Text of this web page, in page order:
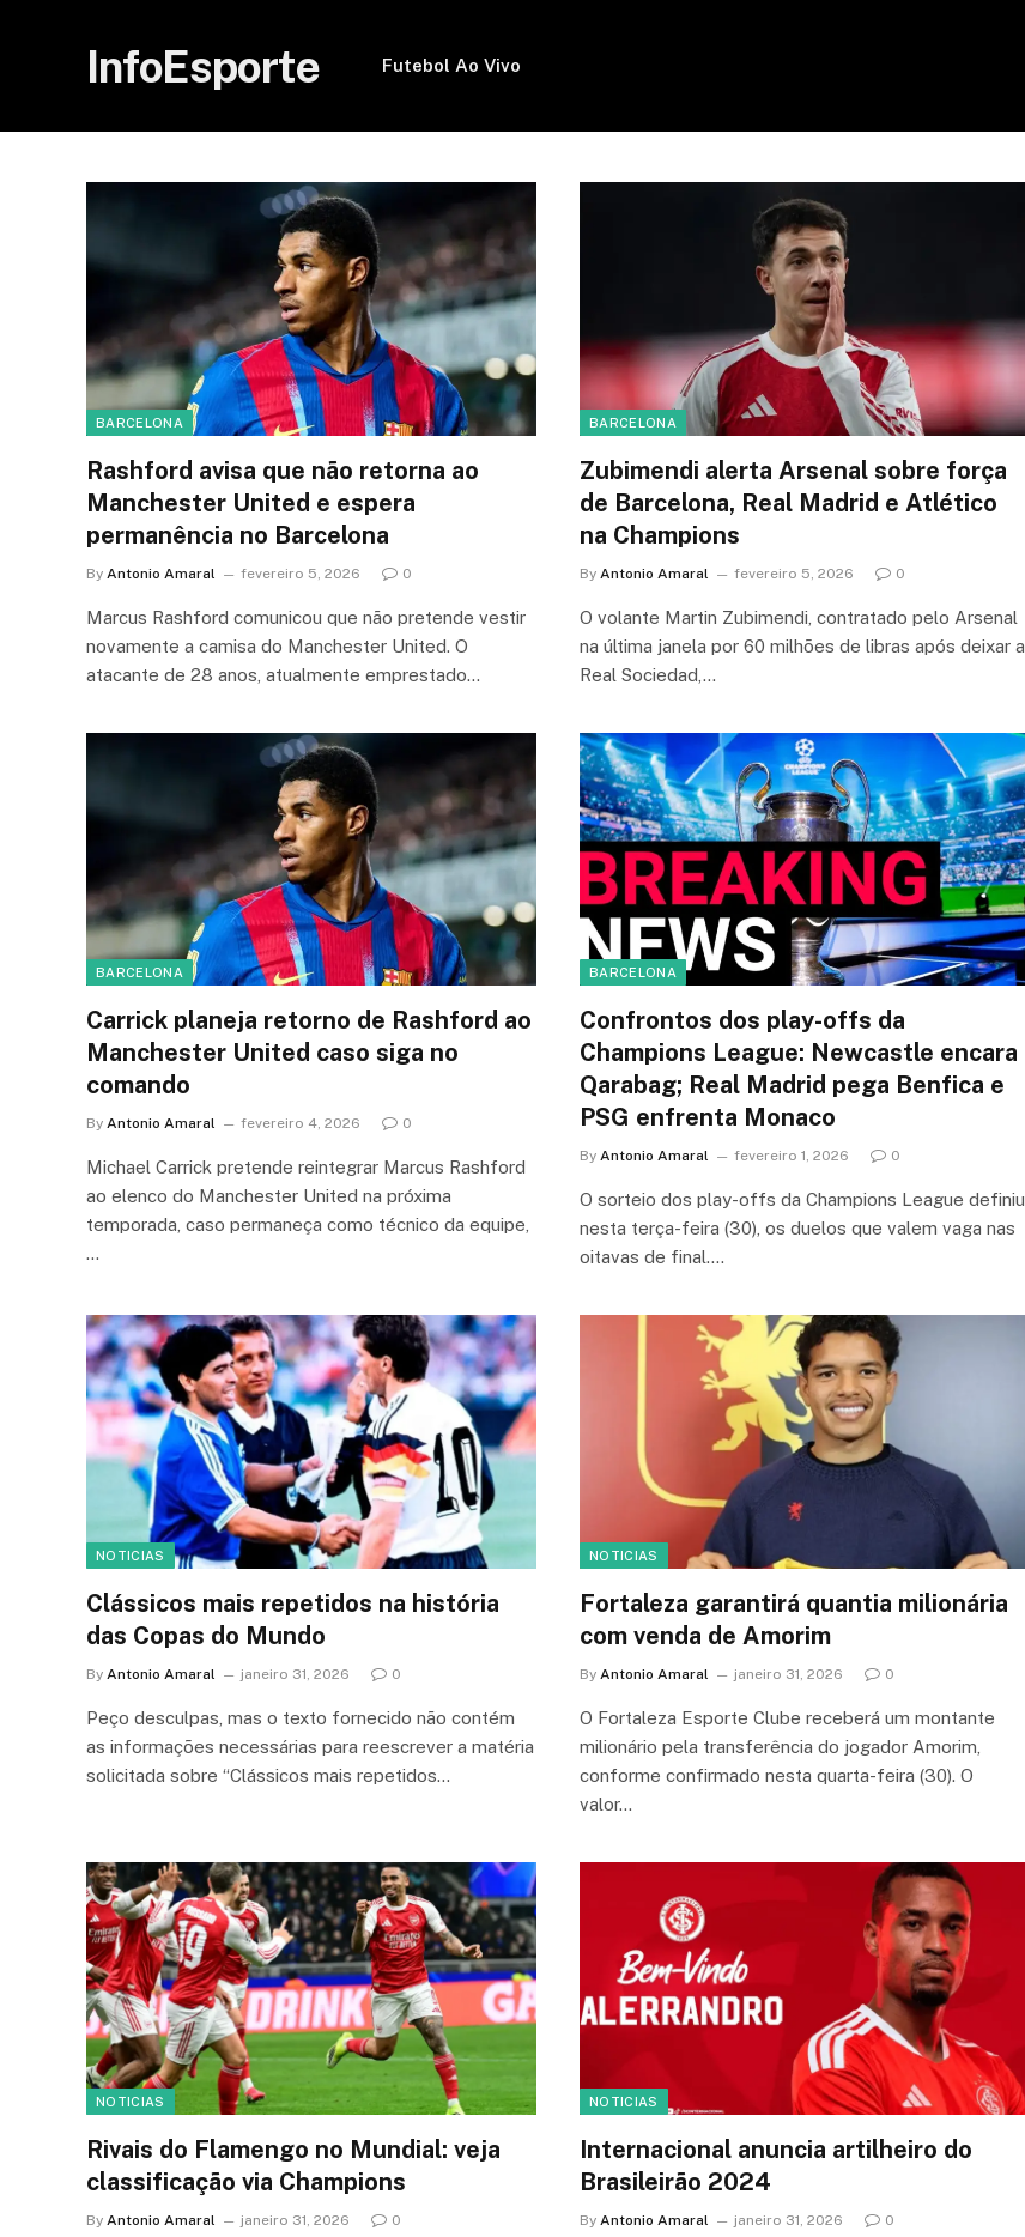
InfoEsporte Futebol Ao Vivo
BARCELONA
Rashford avisa que não retorna ao
Manchester United e espera
permanência no Barcelona
By Antonio Amaral fevereiro 5, 2026 0
Marcus Rashford comunicou que não pretende vestir
novamente a camisa do Manchester United. O
atacante de 28 anos, atualmente emprestado…
BARCELONA
Zubimendi alerta Arsenal sobre força
de Barcelona, Real Madrid e Atlético
na Champions
By Antonio Amaral fevereiro 5, 2026 0
O volante Martin Zubimendi, contratado pelo Arsenal
na última janela por 60 milhões de libras após deixar a
Real Sociedad,…
BARCELONA
Carrick planeja retorno de Rashford ao
Manchester United caso siga no
comando
By Antonio Amaral fevereiro 4, 2026 0
Michael Carrick pretende reintegrar Marcus Rashford
ao elenco do Manchester United na próxima
temporada, caso permaneça como técnico da equipe,
…
BARCELONA
Confrontos dos play-offs da
Champions League: Newcastle encara
Qarabag; Real Madrid pega Benfica e
PSG enfrenta Monaco
By Antonio Amaral fevereiro 1, 2026 0
O sorteio dos play-offs da Champions League definiu,
nesta terça-feira (30), os duelos que valem vaga nas
oitavas de final.…
NOTICIAS
Clássicos mais repetidos na história
das Copas do Mundo
By Antonio Amaral janeiro 31, 2026 0
Peço desculpas, mas o texto fornecido não contém
as informações necessárias para reescrever a matéria
solicitada sobre “Clássicos mais repetidos…
NOTICIAS
Fortaleza garantirá quantia milionária
com venda de Amorim
By Antonio Amaral janeiro 31, 2026 0
O Fortaleza Esporte Clube receberá um montante
milionário pela transferência do jogador Amorim,
conforme confirmado nesta quarta-feira (30). O
valor…
NOTICIAS
Rivais do Flamengo no Mundial: veja
classificação via Champions
By Antonio Amaral janeiro 31, 2026 0
NOTICIAS
Internacional anuncia artilheiro do
Brasileirão 2024
By Antonio Amaral janeiro 31, 2026 0